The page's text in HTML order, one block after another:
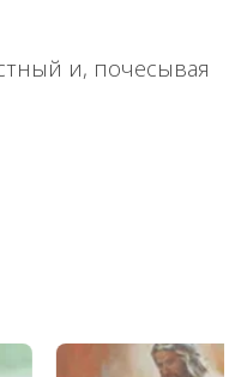
и, почесывая